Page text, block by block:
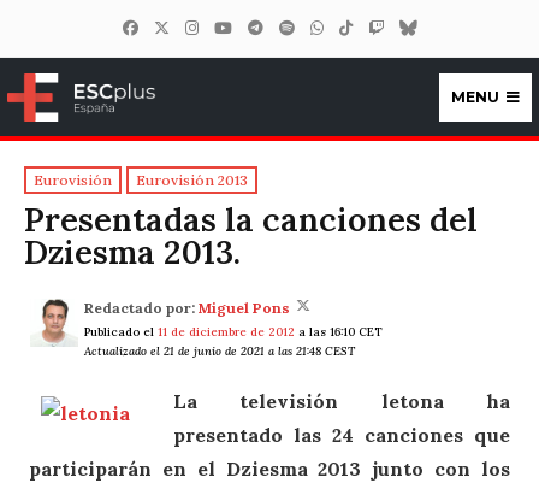
ESCplus España
MENU
Eurovisión Eurovisión 2013
Presentadas la canciones del
Dziesma 2013.
Redactado por: Miguel Pons
Publicado el 11 de diciembre de 2012 a las 16:10 CET
Actualizado el 21 de junio de 2021 a las 21:48 CEST
La televisión letona ha
presentado las 24 canciones que
participarán en el Dziesma 2013 junto con los